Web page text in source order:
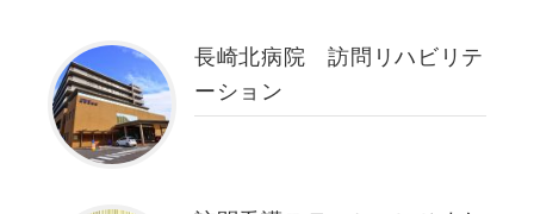
長崎北病院 訪問リハビリテ
ーション